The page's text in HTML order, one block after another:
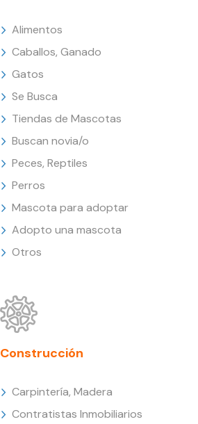
Alimentos
Caballos, Ganado
Gatos
Se Busca
Tiendas de Mascotas
Buscan novia/o
Peces, Reptiles
Perros
Mascota para adoptar
Adopto una mascota
Otros
Construcción
Carpintería, Madera
Contratistas Inmobiliarios